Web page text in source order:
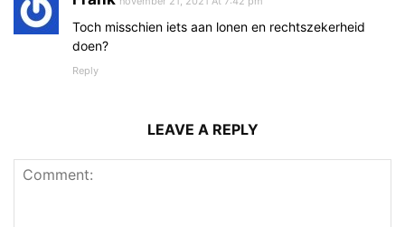
Toch misschien iets aan lonen en rechtszekerheid
doen?
Reply
LEAVE A REPLY